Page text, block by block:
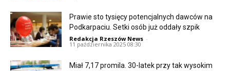
Prawie sto tysięcy potencjalnych dawców na
Podkarpaciu. Setki osób już oddały szpik
Redakcja Rzeszów News -
11 października 2025 08:30
Miał 7,17 promila. 30-latek przy tak wysokim